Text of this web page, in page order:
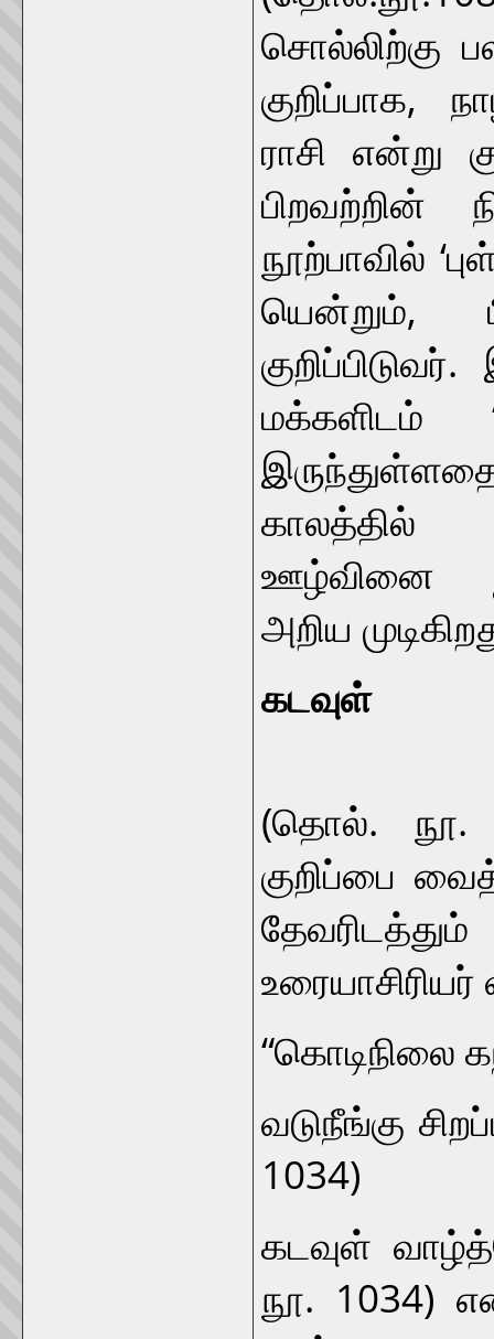
சொல்லிற்கு
குறிப்பாக,
ராசி என்று
பிறவற்றின்
நூற்பாவில்
யென்றும்,
மக்களிடம்
காலத்தில்
ஊழ்வினை
அறிய
கடவுள்
(தொல். நூ.
குறிப்பை
“கொடிநிலை
வடுநீங்கு
1034)
கடவுள்
நூ. 1034)